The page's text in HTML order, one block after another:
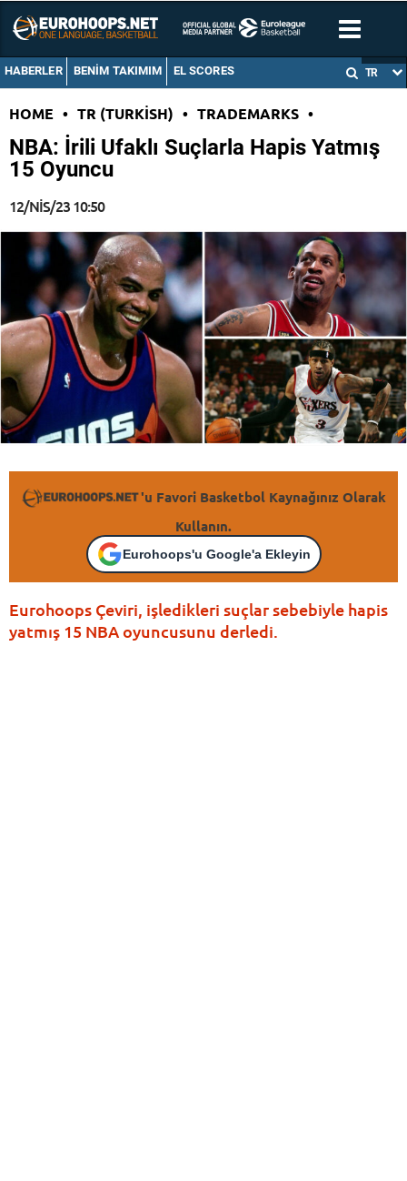
HABERLER BENIM TAKIMIM EL SCORES TR
HOME • TR (TURKISH) • TRADEMARKS •
NBA: İrili Ufaklı Suçlarla Hapis Yatmış
15 Oyuncu
12/NIS/23 10:50
'u Favori Basketbol Kaynağınız Olarak
Kullanın.
Eurohoops'u Google'a Ekleyin
Eurohoops Çeviri, işledikleri suçlar sebebiyle hapis
yatmış 15 NBA oyuncusunu derledi.